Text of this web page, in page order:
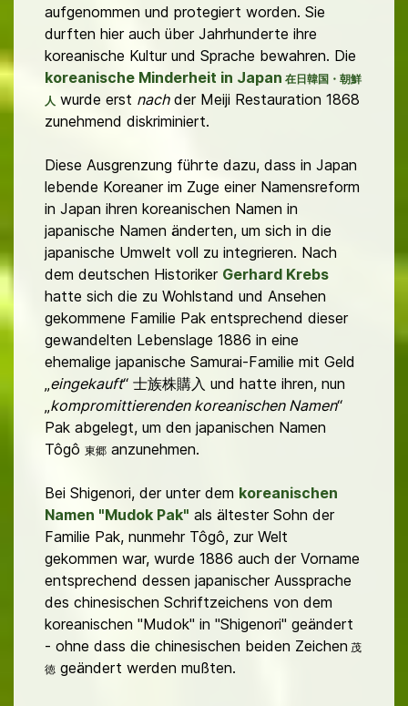
aufgenommen und protegiert worden. Sie
durften hier auch über Jahrhunderte ihre
koreanische Kultur und Sprache bewahren. Die
koreanische Minderheit in Japan 在日韓国・朝鮮
人 wurde erst nachder Meiji Restauration 1868
zunehmend diskriminiert.
Diese Ausgrenzung führte dazu, dass in Japan
lebende Koreaner im Zuge einer Namensreform
in Japan ihren koreanischen Namen in
japanische Namen änderten, um sich in die
japanische Umwelt voll zu integrieren. Nach
dem deutschen Historiker Gerhard Krebs
hatte sich die zu Wohlstand und Ansehen
gekommene Familie Pak entsprechend dieser
gewandelten Lebenslage 1886 in eine
ehemalige japanische Samurai-Familie mit Geld
eingekauft“ 士族株購入 und hatte ihren, nun
kompromittierenden koreanischen Namen“
Pak abgelegt, um den japanischen Namen
Tôgô 東郷 anzunehmen.
Bei Shigenori, der unter dem koreanischen
Namen "Mudok Pak" als ältester Sohn der
Familie Pak, nunmehr Tôgô, zur Welt
gekommen war, wurde 1886 auch der Vorname
entsprechend dessen japanischer Aussprache
des chinesischen Schriftzeichens von dem
koreanischen "Mudok" in "Shigenori" geändert
- ohne dass die chinesischen beiden Zeichen 茂
徳 geändert werden mußten.